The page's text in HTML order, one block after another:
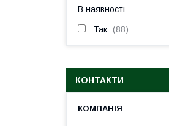
В наявності
Так 88
КОНТАКТИ